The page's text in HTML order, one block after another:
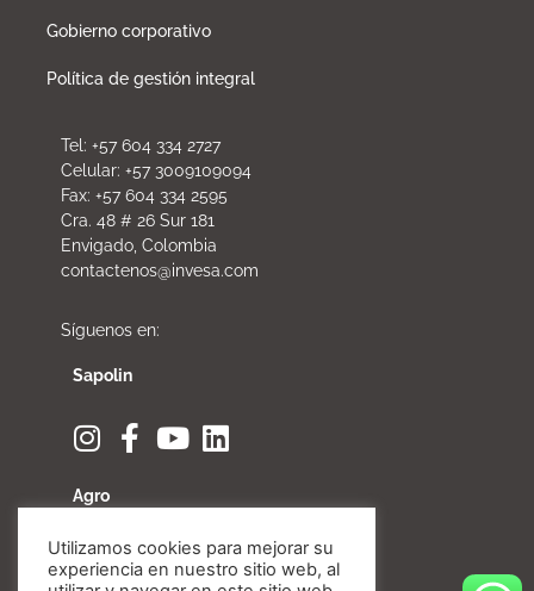
Gobierno corporativo
Política de gestión integral
Tel: +57 604 334 2727
Celular: +57 3009109094
Fax: +57 604 334 2595
Cra. 48 # 26 Sur 181
Envigado, Colombia
contactenos@invesa.com
Síguenos en:
Sapolin
Agro
Utilizamos cookies para mejorar su
experiencia en nuestro sitio web, al